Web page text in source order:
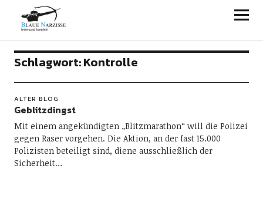
Blaue Narzisse
Schlagwort:Kontrolle
ALTER BLOG
Geblitzdingst
Mit einem angekündigten „Blitzmarathon“ will die Polizei
gegen Raser vorgehen. Die Aktion, an der fast 15.000
Polizisten beteiligt sind, diene ausschließlich der
Sicherheit…